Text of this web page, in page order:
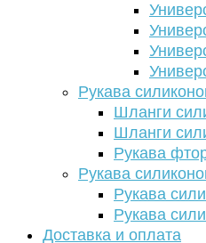
Рукава
Шланги
Шланги
Рукава
Рукава
Рукава
Рукава
Доставка и оплата